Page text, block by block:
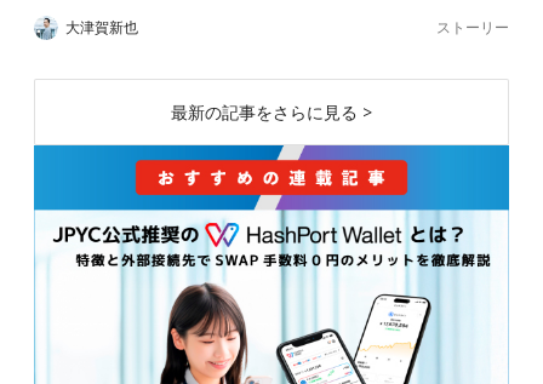
大津賀新也 ストーリー
最新の記事をさらに見る >